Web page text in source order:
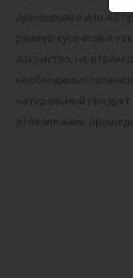
дрессировке или же
размер кусочков и
лакомство, не
необходимых
натуральный
отбеливания,